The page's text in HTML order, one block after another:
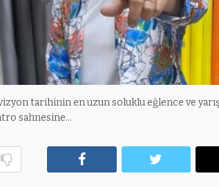
tarihinin en uzun soluklu eğlence ve
sahnesine…